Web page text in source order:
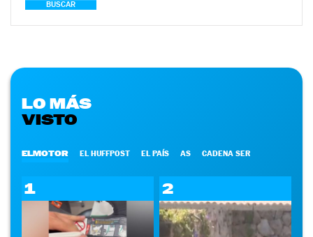
BUSCAR
LO MÁS
VISTO
ELMOTOR EL HUFFPOST EL PAÍS AS CADENA SER
1 2